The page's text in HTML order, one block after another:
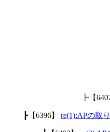
┣【
┣【6396】 re(1):APの取